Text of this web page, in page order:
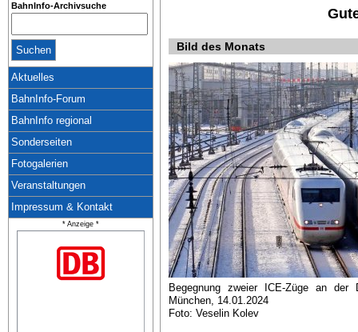
BahnInfo-Archivsuche
Aktuelles
BahnInfo-Forum
BahnInfo regional
Sonderseiten
Fotogalerien
Veranstaltungen
Impressum & Kontakt
* Anzeige *
Bild des Monats
Begegnung zweier ICE-Züge an der
München, 14.01.2024
Foto: Veselin Kolev